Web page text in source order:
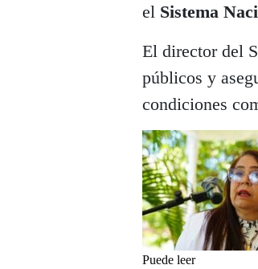
el Sistema
El director del
públicos y
condiciones
Puede leer